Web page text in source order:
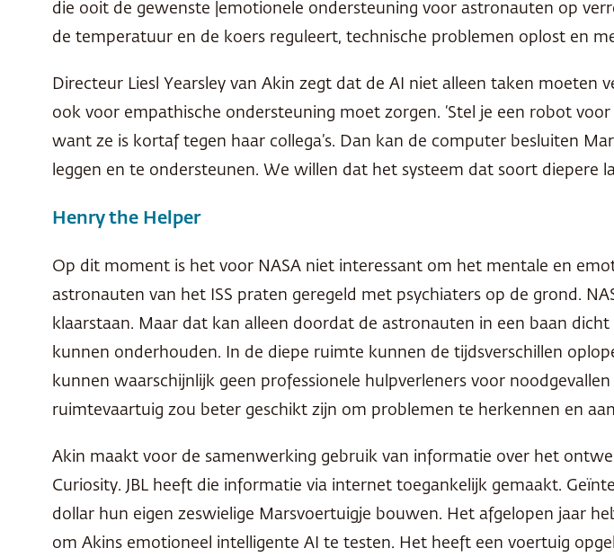
die ooit de gewenste |emotionele ondersteuning voor astronauten op
de temperatuur en de koers reguleert, technische problemen oplost en
Directeur Liesl Yearsley van Akin zegt dat de AI niet alleen taken
ook voor empathische ondersteuning moet zorgen. ‘Stel je een robot
want ze is kortaf tegen haar collega’s. Dan kan de computer besluiten
leggen en te ondersteunen. We willen dat het systeem dat soort diepere
Henry the Helper
Op dit moment is het voor NASA niet interessant om het mentale en
astronauten van het
ISS praten geregeld met psychiaters op de grond.
klaarstaan. Maar dat kan alleen doordat de astronauten in een baan
kunnen onderhouden. In de diepe ruimte kunnen de tijdsverschillen
kunnen waarschijnlijk geen professionele hulpverleners voor
ruimtevaartuig zou beter geschikt zijn om problemen te herkennen en
Akin maakt voor de samenwerking gebruik van informatie over het
Curiosity. JBL heeft die informatie via internet toegankelijk gemaakt.
dollar hun eigen zeswielige Marsvoertuigje bouwen. Het afgelopen jaar
om Akins emotioneel intelligente AI te testen. Het heeft een voertuig